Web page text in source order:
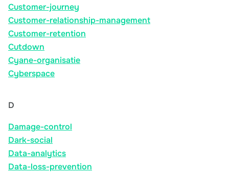
Customer-journey
Customer-relationship-management
Customer-retention
Cutdown
Cyane-organisatie
Cyberspace
D
Damage-control
Dark-social
Data-analytics
Data-loss-prevention